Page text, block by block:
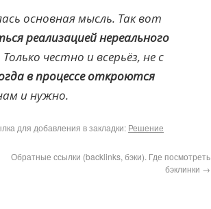
основная мысль. Так вот
реализацией нереального
Только честно и всерьёз, не с
в процессе откроются
и нужно.
для добавления в закладки: Решение
Обратные ссылки (backlinks, бэки). Где посмотреть
бэклинки →